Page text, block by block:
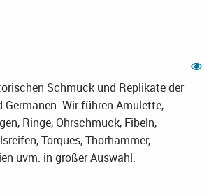
Schmuck und Replikate der
Germanen. Wir führen Amulette,
Ringe, Ohrschmuck, Fibeln,
Torques, Thorhämmer,
uvm. in großer Auswahl.